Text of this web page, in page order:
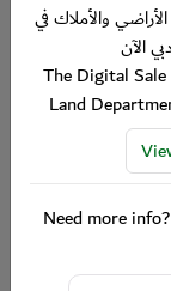
والأملاك في
الآن
The Digital
Land
Need more info?